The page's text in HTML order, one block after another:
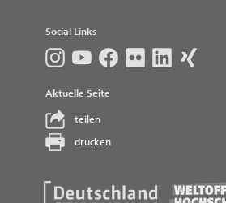
Social Links
Aktuelle Seite
teilen
drucken